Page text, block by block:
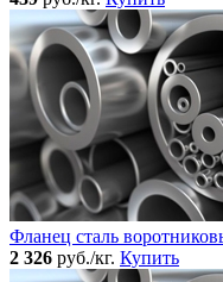
Фланец сталь
2 326 руб./кг. Купить